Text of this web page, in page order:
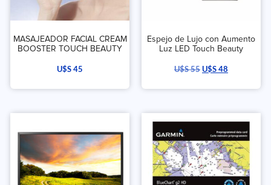
MASAJEADOR FACIAL CREAM
BOOSTER TOUCH BEAUTY
U$S45
Espejo de Lujo con Aumento
Luz LED Touch Beauty
U$S55U$S48